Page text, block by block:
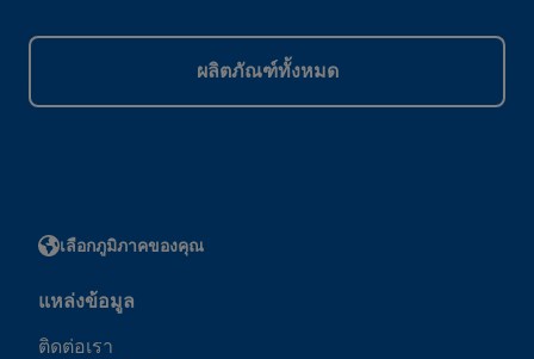
ผลิตภัณฑ์ทั้งหมด
เลือกภูมิภาคของคุณ
แหล่งข้อมูล
ติดต่อเรา